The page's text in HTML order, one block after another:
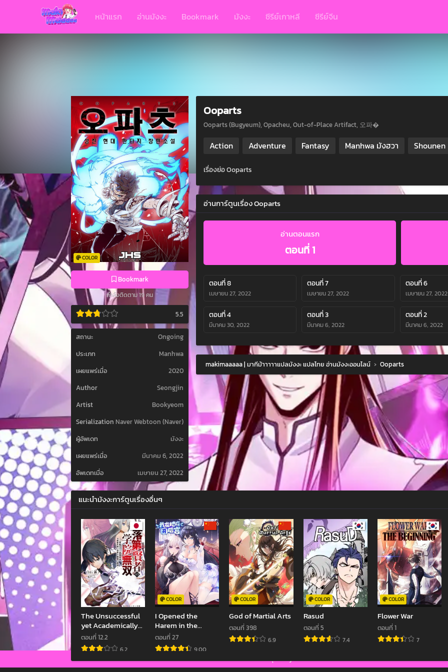
หน้าแรก อ่านมังงะ Bookmark มังงะ ซีรีย์เกาหลี ซีรีย์จีน
COLOR
Bookmark
กำลังติดตาม 19 คน
5.5
สถานะ
Ongoing
ประเภท
Manhwa
เผยแพร่เมื่อ
2020
Author
Seongjin
Artist
Bookyeom
Serialization Naver Webtoon (Naver)
ผู้อัพเดท
มังงะ
เผยแพร่เมื่อ
มีนาคม 6, 2022
อัพเดทเมื่อ
เมษายน 27, 2022
Ooparts
Ooparts (Bugyeum), Opacheu, Out-of-Place Artifact, 오파�
Action Adventure Fantasy Manhwa มังฮวา Shounen
เรื่องย่อ Ooparts
อ่านการ์ตูนเรื่อง Ooparts
อ่านตอนแรก
ตอนที่ 1
ตอนที่ 8
เมษายน 27, 2022
ตอนที่ 7
เมษายน 27, 2022
ตอนที่ 6
เมษายน 27, 2022
ตอนที่ 4
มีนาคม 30, 2022
ตอนที่ 3
มีนาคม 6, 2022
ตอนที่ 2
มีนาคม 6, 2022
makimaaaaa | มากีม้าาาาาแปลมังงะ แปลไทย อ่านมังงะออนไลน์ › Ooparts
แนะนำมังงะการ์ตูนเรื่องอื่นๆ
The Unsuccessful
yet Academically
Unparalleled Sage
A Cheating S-Rank
Sorcerer’s Post-
Rebirth Adventurer
ตอนที่ 12.2
6.2
COLOR
I Opened the
Harem in the
Underworld
ตอนที่ 27
9.00
COLOR
God of Martial Arts
ตอนที่ 398
6.9
COLOR
Rasud
ตอนที่ 5
7.4
COLOR
Flower War
ตอนที่ 1
7
อนิเมะ หลุด Onlyfans อนิเมะจีน มังงะ ซีรี่ย์มาใหม่ คลิปโป๊